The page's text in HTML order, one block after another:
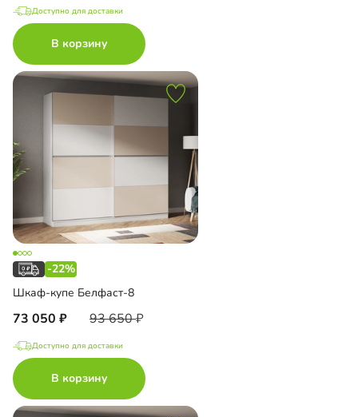
Доступно для доставки
В корзину
-22%
Шкаф-купе Белфаст-8
73 050 93 650
Доступно для доставки
В корзину